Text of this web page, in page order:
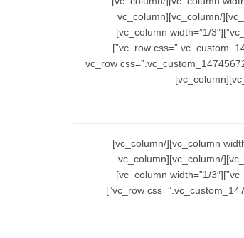
[vc_column width=”1/3″][/vc_column][/vc_row][vc_row css=”.vc_custom_1474566866164{margin-bottom: 0px !important;}”][vc_column width=”1/3″][/vc_column][vc_column
width=”1/3″][/vc_column][vc_column width=”1/3″][/vc_column][/vc_row][vc_row css=”.vc_custom_1474566872113{margin-bottom: 0px !important;}”][vc_column width=”1/3″]
[/vc_column][vc_column width=”1/3″][/vc_column][vc_column width=”1/3″][/vc_column][/vc_row][vc_row css=”.vc_custom_1474566872113{margin-bottom: 0px !important;}”]
[vc_column width=”1/3″][/vc_column][vc_column width=”1/3″][/vc_column][vc_column width=”1/3″][/
[/vc_column][/vc_row][vc_row css=”.vc_custom_1474566872113{margin-bottom: 0px !important;}”][vc_column width=”1/3″][/vc_column][vc_column width=”1/3″][/vc_column]
[vc_column width=”1/3″][/vc_column][/vc_row][vc_row css=”.vc_custom_1474566872113{margin-bottom: 0px !important;}”][vc_column width=”1/3″][/vc_column][vc_column
width=”1/3″][/vc_column][vc_column width=”1/3″][/vc_column][/vc_row][vc_row css=”.vc_custom_1474566872113{margin-bottom: 0px !important;}”][vc_column width=”1/3″]
[/vc_column][vc_column width=”1/3″][/vc_column][vc_column width=”1/3″][/vc_column][/vc_row][vc_row css=”.vc_custom_1474569825224{margin-bottom: 60px !important;}”]